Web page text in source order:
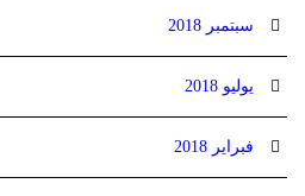
سبتمبر 2018
يوليو 2018
فبراير 2018